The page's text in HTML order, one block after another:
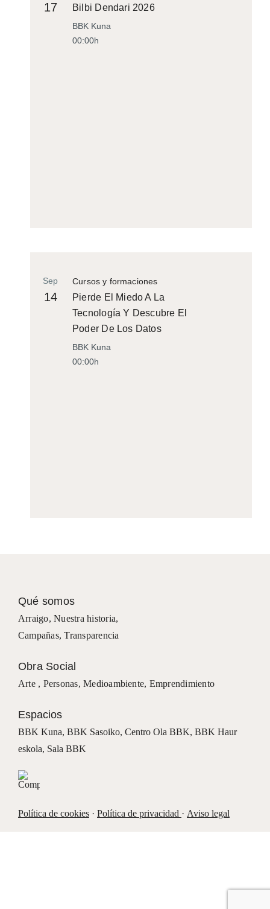
17 Bilbi Dendari 2026
BBK Kuna
00:00h
Cursos y formaciones
Sep
14
Pierde El Miedo A La
Tecnología Y Descubre El
Poder De Los Datos
BBK Kuna
00:00h
Qué somos
Arraigo,Nuestra historia,
Campañas, Transparencia
Obra Social
Arte , Personas,Medioambiente, Emprendimiento
Espacios
BBK Kuna, BBK Sasoiko, Centro Ola BBK, BBK Haur
eskola, Sala BBK
Política de cookies· Política de privacidad · Aviso legal